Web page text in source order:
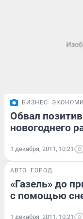
БИЗНЕС
Обвал
новогоднего
1 декабря, 2011, 10:21
АВТО ГОРОД
«Газель» до
с помощью
1 декабря, 2011, 10:21